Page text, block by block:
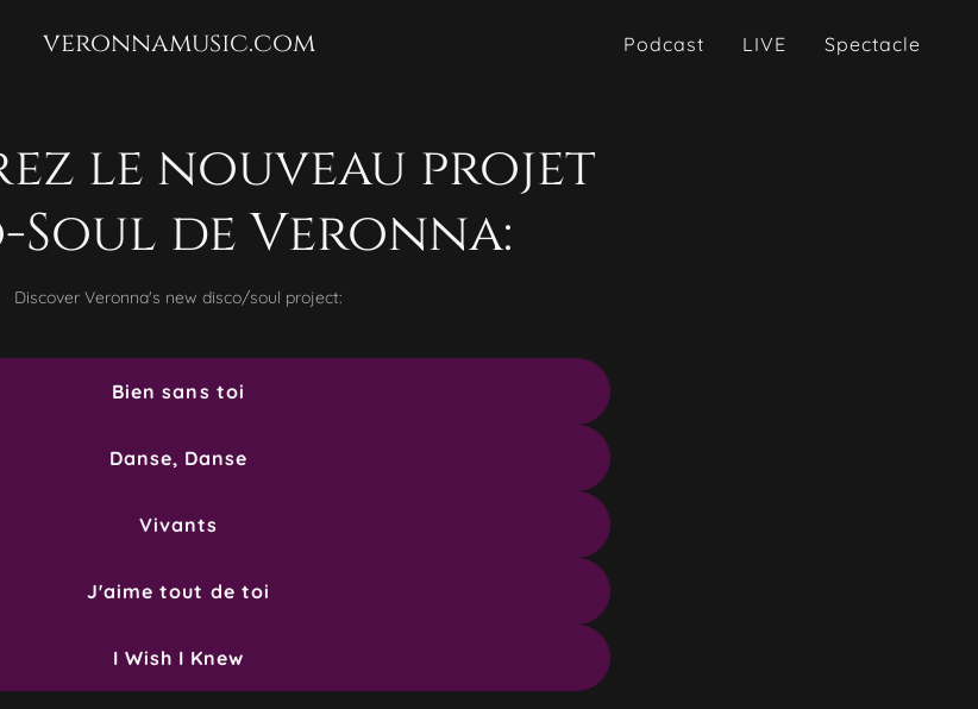
veronnamusic.com Podcast LIVE Spectacle
le nouveau projet
Soul de Veronna:
Discover Veronna's new disco/soul project:
Bien sans toi
Danse, Danse
Vivants
J'aime tout de toi
I Wish I Knew